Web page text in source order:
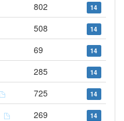
802 14
508 14
69 14
285 14
725 14
269 14